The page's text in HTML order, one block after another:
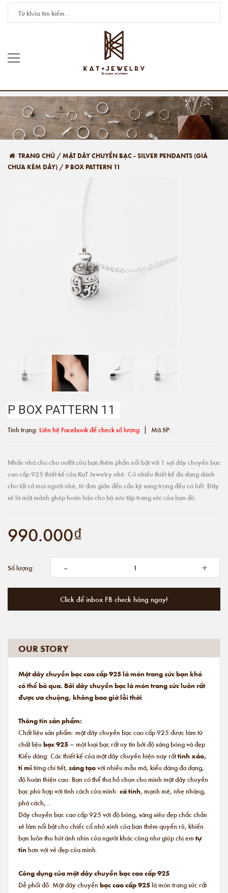
TRANG CHỦ /MẶT DÂY CHUYỀN BẠC - SILVER PENDANTS (GIÁ
CHƯA KÈM DÂY) / P BOX PATTERN 11
P BOX PATTERN 11
Tình trạng: Liên hệ Facebook để check số lượng | Mã SP:
Nhấn nhá cho cho outfit của bạn thêm phần nổi bật với 1 sợi dây chuyền bạc
cao cấp 925 thiết kế của KaT Jewelry nhé. Có nhiều thiết kế đa dạng dành
cho tất cả mọi người nhé, từ đơn giản đến cầu kỳ sang trọng đều có hết. Đây
sẽ là một mảnh ghép hoàn hảo cho bộ sưu tập trang sức của bạn đó.
990.000₫
Số lượng: - +
Click để inbox FB check hàng ngay!
OUR STORY
Mặt dây chuyền bạc cao cấp 925 là món trang sức bạn khó
có thể bỏ qua. Bởi dây chuyền bạc là món trang sức luôn rất
được ưa chuộng, không bao giờ lỗi thời
Thông tin sản phẩm:
Chất liệu sản phẩm: mặt dây chuyền bạc cao cấp 925 được làm từ
chất liệu bạc 925 – một loại bạc rất uy tín bởi độ sáng bóng và đẹp
Kiểu dáng: Các thiết kế của mặt dây chuyền hiện nay rấttinh xảo,
tỉ mỉtừng chi tiết, sáng tạovới nhiều mẫu mã, kiểu dáng đa dạng,
độ hoàn thiện cao. Bạn có thể tha hồ chọn cho mình mặt dây chuyền
bạc phù hợp với tính cách của mình: cá tính, mạnh mẽ, nhẹ nhàng,
phá cách,…
Dây chuyền bạc cao cấp 925 với độ bóng, sáng siêu đẹp chắc chắn
sẽ làm nổi bật cho chiếc cổ nhỏ xinh của bạn thêm quyến rũ, khiến
bạn luôn thu hút ánh nhìn của người khác cũng như giúp chị em tự
tinhơn với vẻ đẹp của mình.
Công dụng của mặt dây chuyền bạc cao cấp 925
Dễ phối đồ: Mặt dây chuyền bạc cao cấp 925là món trang sức rất